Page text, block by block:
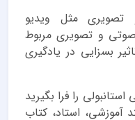
تصویری مثل ویدیو
و تصویری مربوط
بسزایی در یادگیری
را فرا بگیرید
آموزشی، استاد، کتاب